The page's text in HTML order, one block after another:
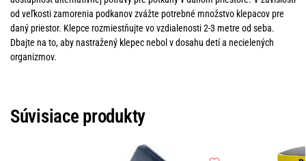
od veľkosti zamorenia podkanov zvážte potrebné množstvo klepacov pre
daný priestor. Klepce rozmiestňujte vo vzdialenosti 2-3 metre od seba.
Dbajte na to, aby nastražený klepec nebol v dosahu detí a necielených
organizmov.
Súvisiace produkty